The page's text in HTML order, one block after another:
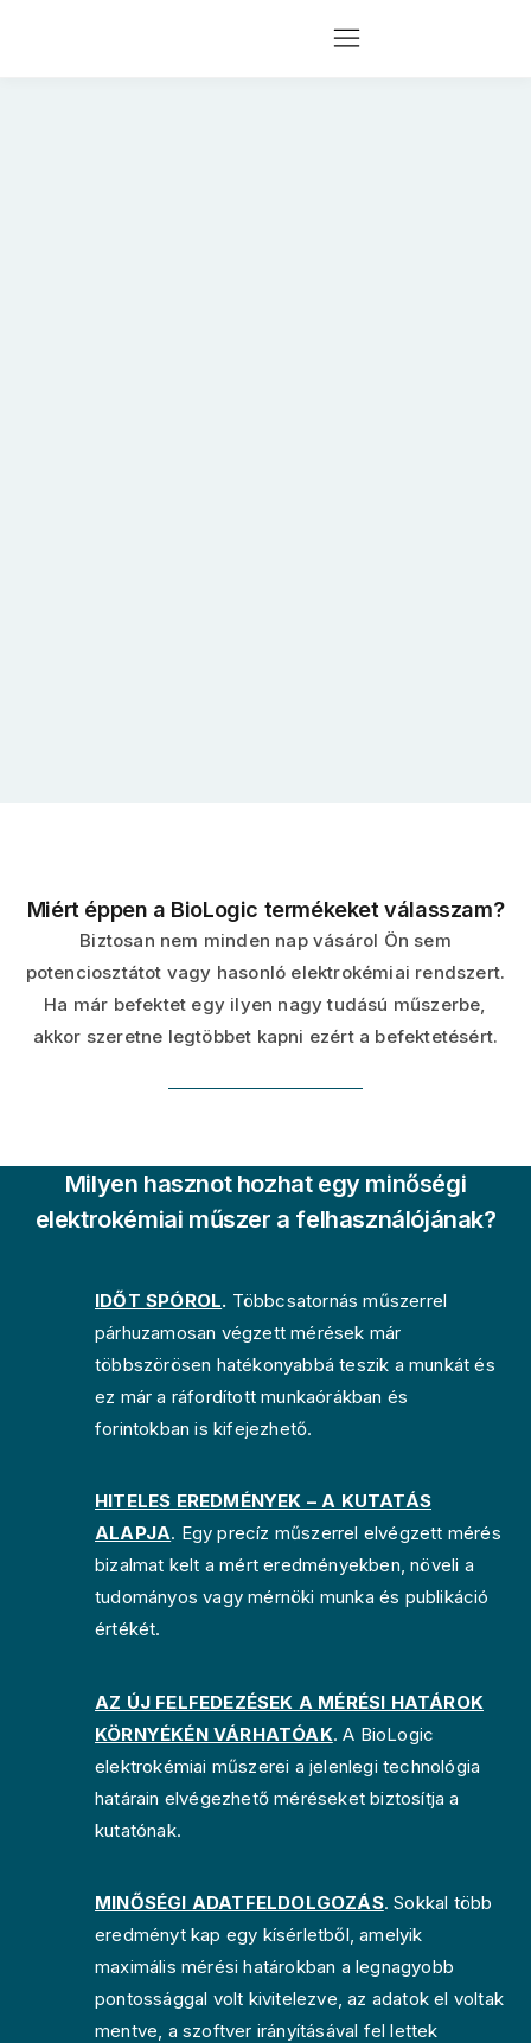
Miért éppen a BioLogic termékeket válasszam?
Biztosan nem minden nap vásárol Ön sem
potenciosztátot vagy hasonló elektrokémiai rendszert.
Ha már befektet egy ilyen nagy tudású műszerbe,
akkor szeretne legtöbbet kapni ezért a befektetésért.
Milyen hasznot hozhat egy minőségi
elektrokémiai műszer a felhasználójának?
IDŐT SPÓROL. Többcsatornás műszerrel
párhuzamosan végzett mérések már
többszörösen hatékonyabbá teszik a munkát és
ez már a ráfordított munkaórákban és
forintokban is kifejezhető.
HITELES EREDMÉNYEK – A KUTATÁS
ALAPJA. Egy precíz műszerrel elvégzett mérés
bizalmat kelt a mért eredményekben, növeli a
tudományos vagy mérnöki munka és publikáció
értékét.
AZ ÚJ FELFEDEZÉSEK A MÉRÉSI HATÁROK
KÖRNYÉKÉN VÁRHATÓAK. A BioLogic
elektrokémiai műszerei a jelenlegi technológia
határain elvégezhető méréseket biztosítja a
kutatónak.
MINŐSÉGI ADATFELDOLGOZÁS. Sokkal több
eredményt kap egy kísérletből, amelyik
maximális mérési határokban a legnagyobb
pontossággal volt kivitelezve, az adatok el voltak
mentve, a szoftver irányításával fel lettek